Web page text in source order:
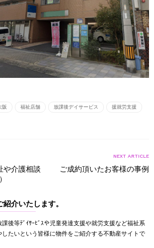
阪 福祉店舗 放課後デイサービス 援就労支援
や介護相談
NEXT ARTICLE
ご成約頂いたお客様の事例
介いたします。
後等ﾃﾞｲｻｰﾋﾞｽや児童発達支援や就労支援など福祉系
たいという皆様に物件をご紹介する不動産サイトで